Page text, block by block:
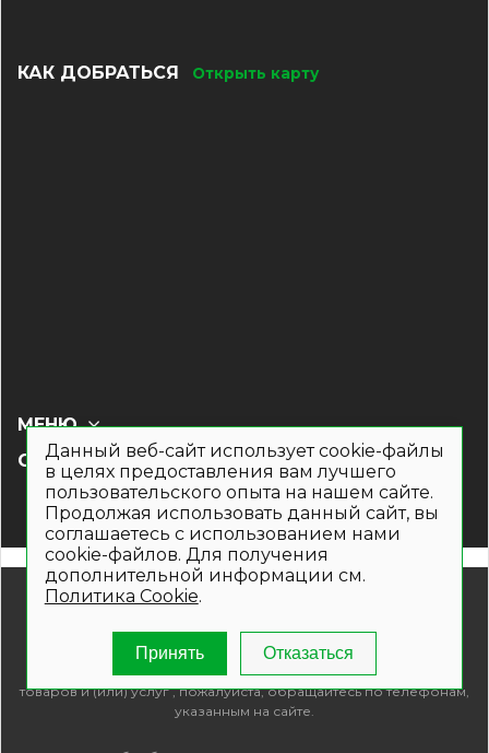
КАК ДОБРАТЬСЯ Открыть карту
СОЦ СЕТИ
МЕНЮ
© 2019- 2026. Общество с ограниченной ответственностью
Информация на сайте носит рекламно-информационный
характер и не является публичной офертой. Для получения
подробной информации о наличии и стоимости указанных
товаров и (или) услуг , пожалуйста, обращайтесь по телефонам,
указанным на сайте.
Данный веб-сайт использует cookie-файлы
в целях предоставления вам лучшего
пользовательского опыта на нашем сайте.
Продолжая использовать данный сайт, вы
соглашаетесь с использованием нами
cookie-файлов. Для получения
дополнительной информации см.
Политика Cookie.
Принять Отказаться